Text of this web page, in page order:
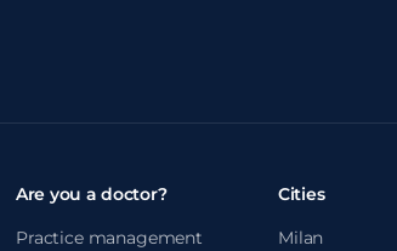
Are you a doctor?
Practice management
Cities
Milan